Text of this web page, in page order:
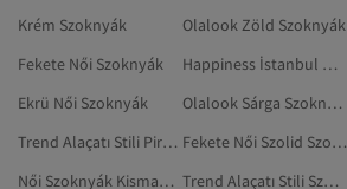
Krém Szoknyák
Olalook Zöld Szoknyák
Fekete Női Szoknyák
Happiness İstanbul Női Szoknyák
Ekrü Női Szoknyák
Olalook Sárga Szoknyák
Trend Alaçatı Stili Piros Szoknyák
Fekete Női Szolid Szoknyák
Női Szoknyák Kismamáknak
Trend Alaçatı Stili Szürke Szoknyák